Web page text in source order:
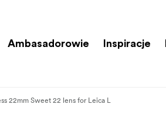
Ambasadorowie Inspiracje
22mm Sweet 22 lens for Leica L